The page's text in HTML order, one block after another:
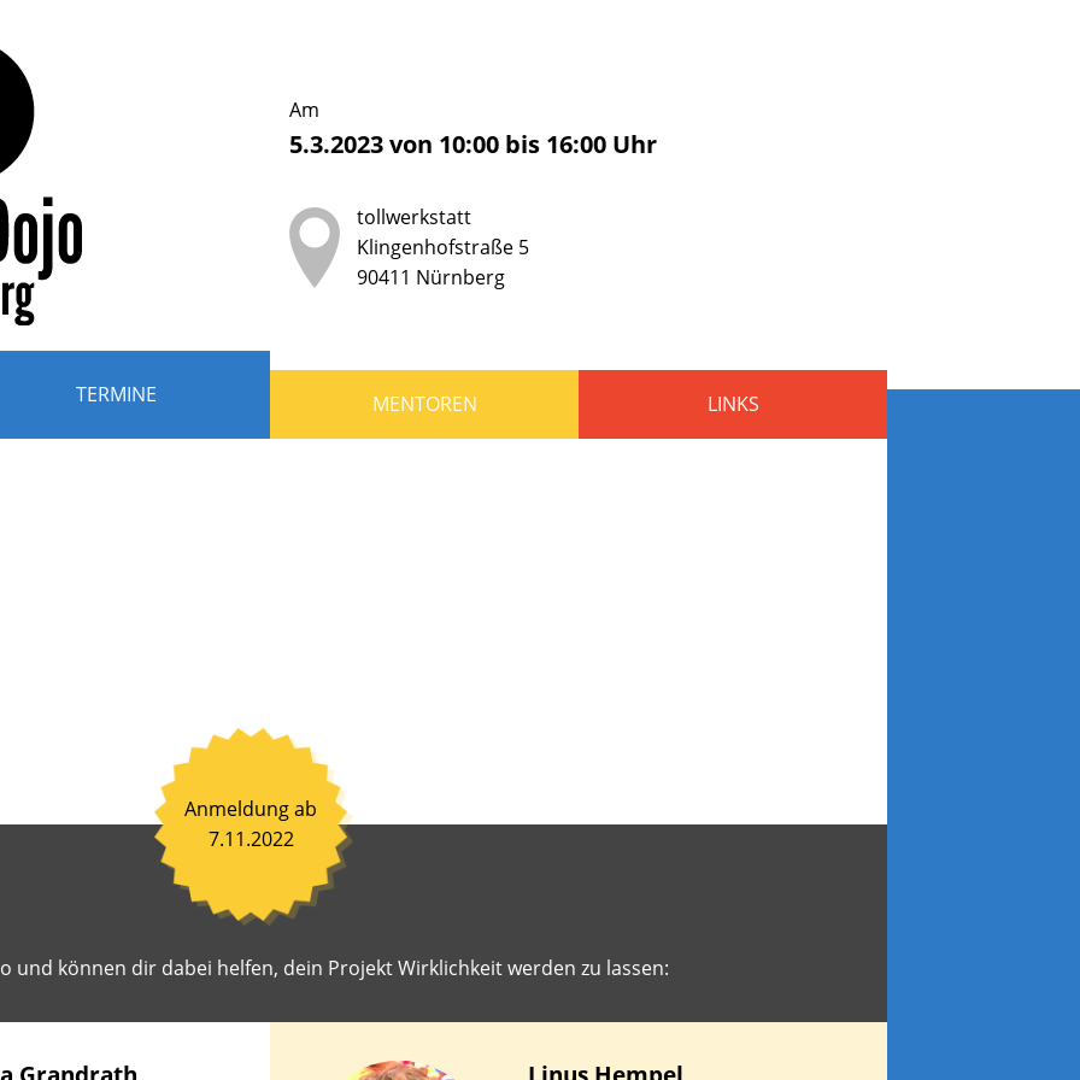
Am
5.3.2023von 10:00 bis 16:00 Uhr
tollwerkstatt
Klingenhofstraße 5
90411 Nürnberg
TERMINE MENTOREN LINKS
Anmeldung ab
7.11.2022
und können dir dabei helfen, dein Projekt Wirklichkeit werden zu lassen: